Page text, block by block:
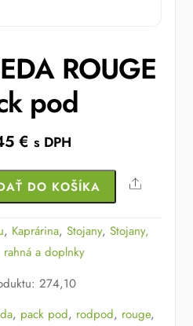
ROUGE
pod
€ s DPH
DO KOŠÍKA Share
, Kaprárina, Stojany, Stojany,
a doplnky
: 274,10
, pack pod, rodpod, rouge,